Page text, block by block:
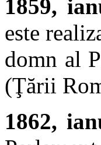
1859,
este
domn al
(Ţării
1862,